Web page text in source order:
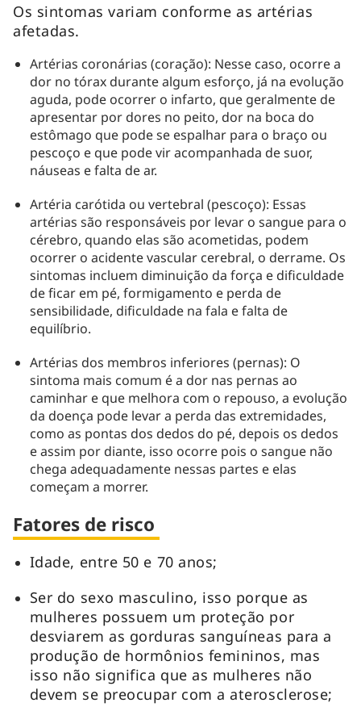
Os sintomas variam conforme as artérias
afetadas.
Artérias coronárias (coração): Nesse caso, ocorre a
dor no tórax durante algum esforço, já na evolução
aguda, pode ocorrer o infarto, que geralmente de
apresentar por dores no peito, dor na boca do
estômago que pode se espalhar para o braço ou
pescoço e que pode vir acompanhada de suor,
náuseas e falta de ar.
Artéria carótida ou vertebral (pescoço): Essas
artérias são responsáveis por levar o sangue para o
cérebro, quando elas são acometidas, podem
ocorrer o acidente vascular cerebral, o derrame. Os
sintomas incluem diminuição da força e dificuldade
de ficar em pé, formigamento e perda de
sensibilidade, dificuldade na fala e falta de
equilíbrio.
Artérias dos membros inferiores (pernas): O
sintoma mais comum é a dor nas pernas ao
caminhar e que melhora com o repouso, a evolução
da doença pode levar a perda das extremidades,
como as pontas dos dedos do pé, depois os dedos
e assim por diante, isso ocorre pois o sangue não
chega adequadamente nessas partes e elas
começam a morrer.
Fatores de risco
Idade, entre 50 e 70 anos;
Ser do sexo masculino, isso porque as
mulheres possuem um proteção por
desviarem as gorduras sanguíneas para a
produção de hormônios femininos, mas
isso não significa que as mulheres não
devem se preocupar com a aterosclerose;